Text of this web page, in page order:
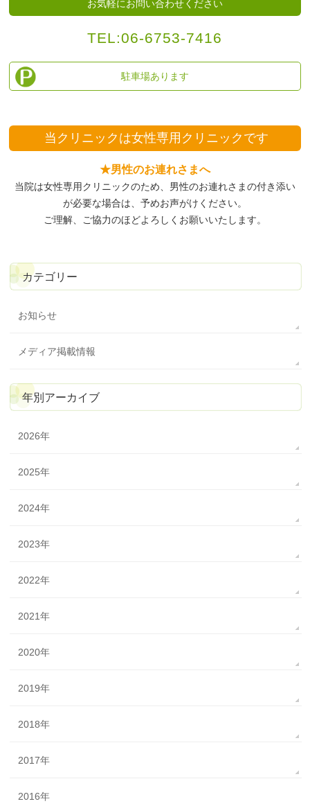
お気軽にお問い合わせください
TEL:06-6753-7416
駐車場あります
当クリニックは女性専用クリニックです
★男性のお連れさまへ
当院は女性専用クリニックのため、 男性のお連れさまの付き添い
が必要な場合は、予めお声がけください。
ご理解、ご協力のほどよろしくお願いいたします。
カテゴリー
お知らせ
メディア掲載情報
年別アーカイブ
2026年
2025年
2024年
2023年
2022年
2021年
2020年
2019年
2018年
2017年
2016年